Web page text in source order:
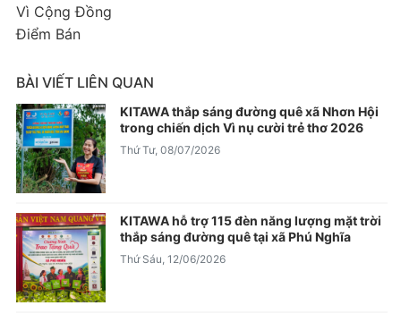
Vì Cộng Đồng
Điểm Bán
BÀI VIẾT LIÊN QUAN
KITAWA thắp sáng đường quê xã Nhơn Hội
trong chiến dịch Vì nụ cười trẻ thơ 2026
Thứ Tư, 08/07/2026
KITAWA hỗ trợ 115 đèn năng lượng mặt trời
thắp sáng đường quê tại xã Phú Nghĩa
Thứ Sáu, 12/06/2026